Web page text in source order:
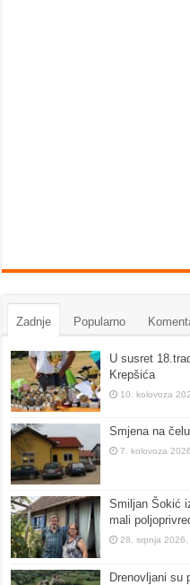
Zadnje Popularno
U susret
Krepšića
10. kolovoza
Smjena na
7. kolovoza
Smiljan Šokić
mali
28. srpnja 2026.
Drenovljani su